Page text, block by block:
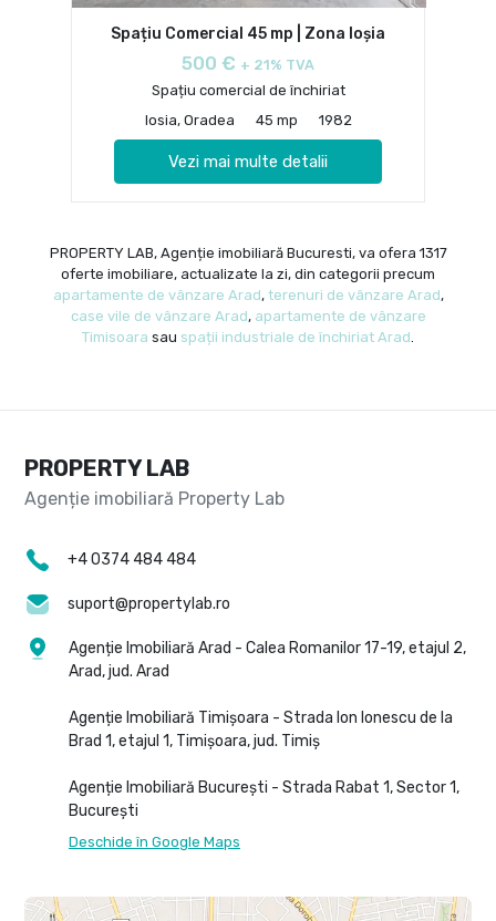
Spațiu Comercial 45 mp | Zona Ioșia
500 € + 21% TVA
Spațiu comercial de închiriat
Iosia, Oradea
45 mp 1982
Vezi mai multe detalii
PROPERTY LAB, Agenție imobiliară Bucuresti, va ofera 1317
oferte imobiliare, actualizate la zi, din categorii precum
apartamente de vânzare Arad, terenuri de vânzare Arad,
case vile de vânzare Arad, apartamente de vânzare
Timisoara sau spații industriale de închiriat Arad
PROPERTY LAB
+4 0374 484 484
suport@propertylab.ro
Agenție Imobiliară Arad - Calea Romanilor 17-19, etajul 2,
Arad, jud. Arad
Agenție Imobiliară Timișoara - Strada Ion Ionescu de la
Brad 1, etajul 1, Timișoara, jud. Timiș
Agenție Imobiliară București - Strada Rabat 1, Sector 1,
București
Deschide în Google Maps